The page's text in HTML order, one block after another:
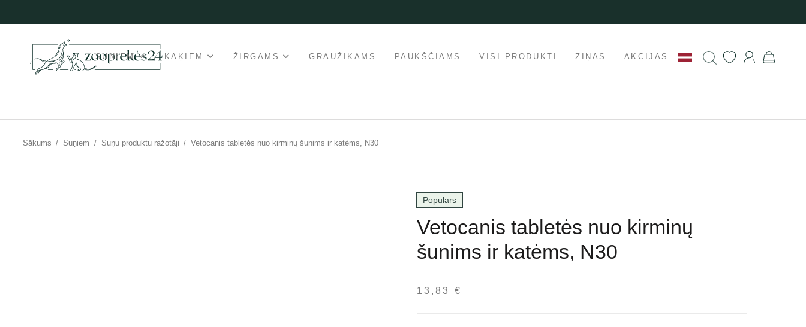
SUŅIEM KAĶIEM ŽIRGAMS GRAUŽIKAMS PAUKŠČIAMS VISI PRODUKTI ZIŅAS AKCIJAS
Sākums / Suņiem / Suņu produktu ražotāji / Vetocanis tabletės nuo kirminų šunims ir katėms, N30
Populārs
Vetocanis tabletės nuo kirminų
šunims ir katėms, N30
13,83 €